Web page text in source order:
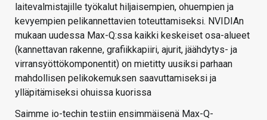
laitevalmistajille työkalut hiljaisempien, ohuempien ja
kevyempien pelikannettavien toteuttamiseksi. NVIDIAn
mukaan uudessa Max-Q:ssa kaikki keskeiset osa-alueet
(kannettavan rakenne, grafiikkapiiri, ajurit, jäähdytys- ja
virransyöttökomponentit) on mietitty uusiksi parhaan
mahdollisen pelikokemuksen saavuttamiseksi ja
ylläpitämiseksi ohuissa kuorissa
Saimme io-techin testiin ensimmäisenä Max-Q-